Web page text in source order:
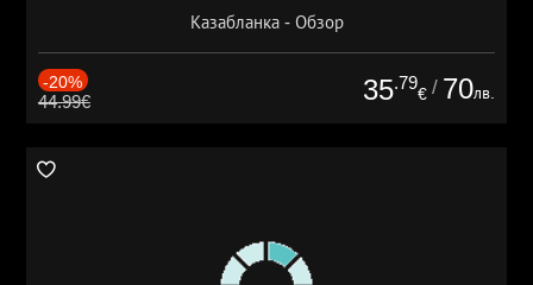
Казабланка - Обзор
-20%
44.99€ 35.79
€ / 70лв.